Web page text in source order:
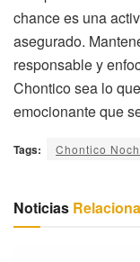
chance es una
asegurado.
responsable y
Chontico sea lo
emocionante que
Tags: Chontico
Noticias